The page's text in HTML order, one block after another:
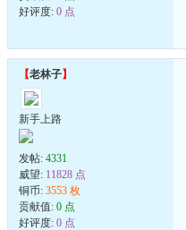
好评度: 0 点
【老林子】
新手上路
发帖: 4331
威望: 11828 点
铜币: 3553 枚
贡献值: 0 点
好评度: 0 点